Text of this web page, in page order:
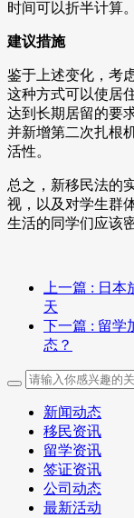
时间可以折半计算。
建议措施
鉴于上述变化，考
这种方式可以使居
达到长期居留的要
并新增第二次扎根
活性。
总之，新移民法的
视，以及对学生群
生活的同学们应该
上一篇 : 日本
天
下一篇 : 留学
态？
新闻动态
移民资讯
留学资讯
签证资讯
公司动态
最新活动